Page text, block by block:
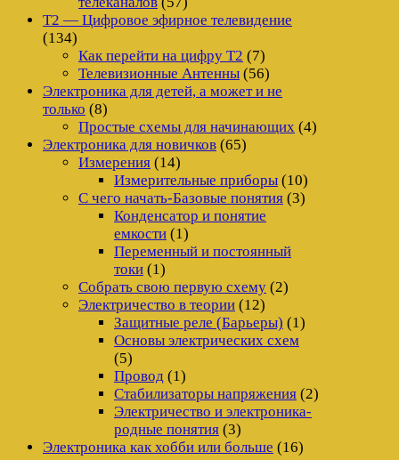
Т2 — Цифровое эфирное телевидение
(134)
Как перейти на цифру Т2 (7)
Телевизионные Антенны (56)
Электроника для детей, а может и не
только (8)
Простые схемы для начинающих (4)
Электроника для новичков (65)
Измерения (14)
Измерительные приборы (10)
С чего начать-Базовые понятия (3)
Конденсатор и понятие
емкости (1)
Переменный и постоянный
токи (1)
Собрать свою первую схему (2)
Электричество в теории (12)
Защитные реле (Барьеры) (1)
Основы электрических схем
(5)
Провод (1)
Стабилизаторы напряжения (2)
Электричество и электроника-
родные понятия (3)
Электроника как хобби или больше (16)